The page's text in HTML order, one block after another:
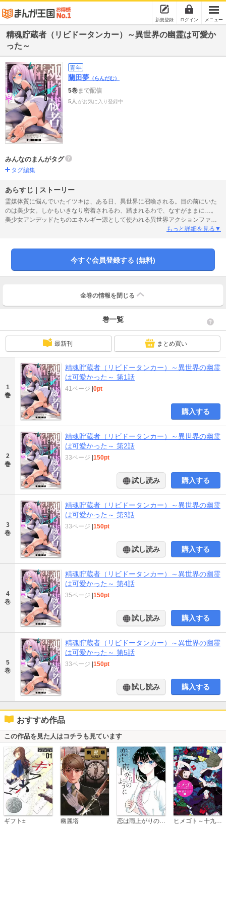
新規登録 ログイン メニュー
精魂貯蔵者（リビドータンカー）～異世界の幽霊は可愛か
った～
青年
蘭田夢 （らんだむ）
5巻まで配信
5人 がお気に入り登録中
みんなのまんがタグ
タグ編集
あらすじ | ストーリー
霊媒体質に悩んでいたイツキは、ある日、異世界に召喚される。目の前にいた
のは美少女。しかもいきなり密着されるわ、踏まれるわで、なすがままに…。
美少女アンデッドたちのエネルギー源として使われる異世界アクションファン
もっと詳細を見る▼
今すぐ会員登録する (無料)
全巻の情報を 閉じる
巻一覧
最新刊 まとめ買い
1
巻
精魂貯蔵者（リビドータンカー）～異世界の幽霊
は可愛かった～ 第1話
41ページ |0pt
購入する
2
巻
精魂貯蔵者（リビドータンカー）～異世界の幽霊
は可愛かった～ 第2話
33ページ |150pt
試し読み 購入する
3
巻
精魂貯蔵者（リビドータンカー）～異世界の幽霊
は可愛かった～ 第3話
33ページ |150pt
試し読み 購入する
4
巻
精魂貯蔵者（リビドータンカー）～異世界の幽霊
は可愛かった～ 第4話
35ページ |150pt
試し読み 購入する
5
巻
精魂貯蔵者（リビドータンカー）～異世界の幽霊
は可愛かった～ 第5話
33ページ |150pt
試し読み 購入する
おすすめ作品
この作品を見た人はコチラも見ています
ギフト± 幽麗塔